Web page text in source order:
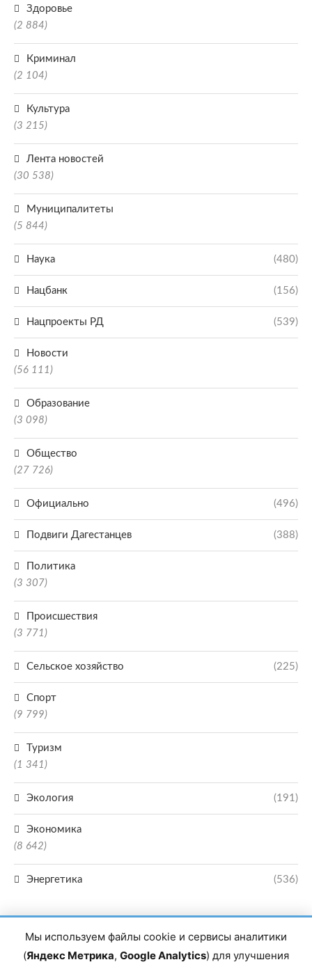
Здоровье
(2 884)
Криминал
(2 104)
Культура
(3 215)
Лента новостей
(30 538)
Муниципалитеты
(5 844)
Наука (480)
Нацбанк (156)
Нацпроекты РД (539)
Новости
(56 111)
Образование
(3 098)
Общество
(27 726)
Официально (496)
Подвиги Дагестанцев (388)
Политика
(3 307)
Происшествия
(3 771)
Сельское хозяйство (225)
Спорт
(9 799)
Туризм
(1 341)
Экология (191)
Экономика
(8 642)
Энергетика (536)
Мы используем файлы cookie и сервисы аналитики
(Яндекс Метрика, Google Analytics) для улучшения